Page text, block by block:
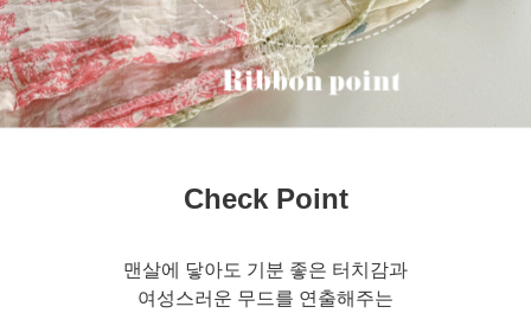
Check Point
맨살에 닿아도 기분 좋은 터치감과
여성스러운 무드를 연출해주는